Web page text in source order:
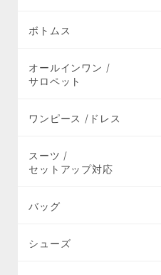
ボトムス
オールインワン /
サロペット
ワンピース /ドレス
スーツ /
セットアップ対応
バッグ
シューズ